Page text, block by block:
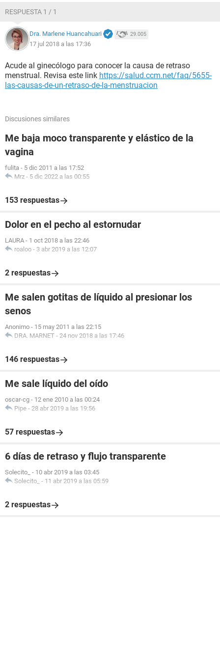
RESPUESTA 1 / 1
Dra. Marlene Huancahuari 29.005
17 jul 2018 a las 17:36
Acude al ginecólogo para conocer la causa de retraso
menstrual. Revisa este link https://salud.ccm.net/faq/5655-
las-causas-de-un-retraso-de-la-menstruacion
Discusiones similares
Me baja moco transparente y elástico de la
vagina
fulita - 5 dic 2011 a las 17:52
Mrz - 5 dic 2022 a las 00:55
153 respuestas
Dolor en el pecho al estornudar
LAURA - 1 oct 2018 a las 22:46
roaloo - 3 abr 2019 a las 12:07
2 respuestas
Me salen gotitas de líquido al presionar los
senos
Anonimo - 15 may 2011 a las 22:15
DRA. MARNET - 24 nov 2018 a las 17:46
146 respuestas
Me sale líquido del oído
oscar-cg - 12 ene 2010 a las 00:24
Pipe - 28 abr 2019 a las 19:56
57 respuestas
6 días de retraso y flujo transparente
Solecito_ - 10 abr 2019 a las 03:45
Solecito_ - 11 abr 2019 a las 05:59
2 respuestas